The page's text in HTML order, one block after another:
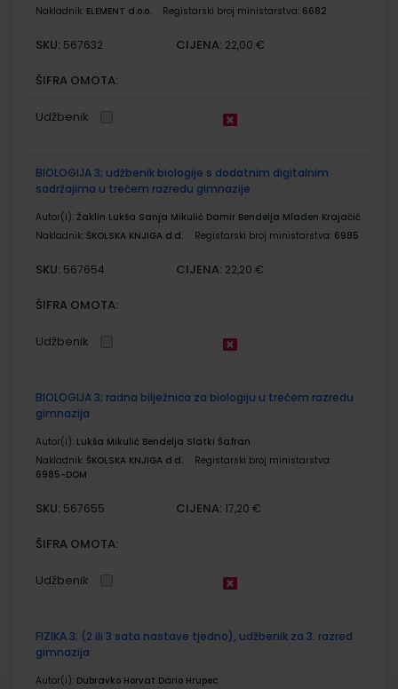
Nakladnik: ELEMENT d.o.o. Registarski broj ministarstva: 6682
SKU: 567632 CIJENA: 22,00 €
ŠIFRA OMOTA:
Udžbenik
BIOLOGIJA 3; udžbenik biologije s dodatnim digitalnim
sadržajima u trećem razredu gimnazije
Autor(i): Žaklin Lukša Sanja Mikulić Damir Bendelja Mladen Krajačić
Nakladnik: ŠKOLSKA KNJIGA d.d. Registarski broj ministarstva: 6985
SKU: 567654 CIJENA: 22,20 €
ŠIFRA OMOTA:
Udžbenik
BIOLOGIJA 3; radna bilježnica za biologiju u trećem razredu
gimnazija
Autor(i): Lukša Mikulić Bendelja Slatki Šafran
Nakladnik: ŠKOLSKA KNJIGA d.d.
Registarski broj ministarstva:
6985-DOM
SKU: 567655 CIJENA: 17,20 €
ŠIFRA OMOTA:
Udžbenik
FIZIKA 3; (2 ili 3 sata nastave tjedno), udžbenik za 3. razred
gimnazija
Autor(i): Dubravko Horvat Dario Hrupec